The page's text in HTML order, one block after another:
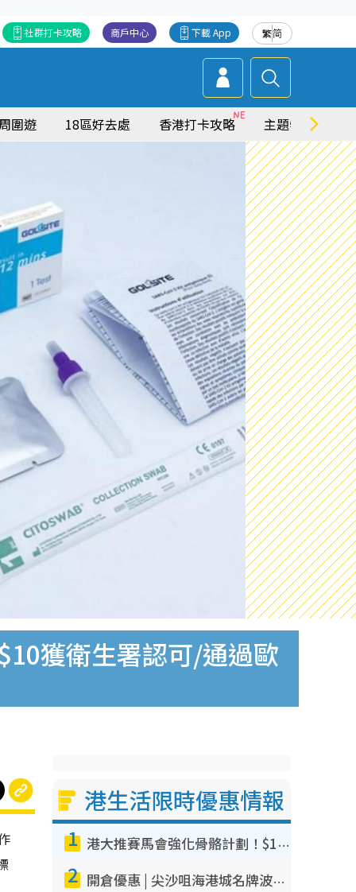
繁简
下載 App
商戶中心
社群打卡攻略
圍遊 18區好去處 香港打卡攻略 主題特集
獲衛生署認可/通過歐
港生活限時優惠情報
1 港大推賽馬會強化骨骼計劃！$100骨質密度X光檢查 完成免費運動訓練送超市禮券！附參加資格
2 開倉優惠 | 尖沙咀海港城名牌波鞋開倉低至1折！On鞋$899起／Joy&Peace鞋履$98起